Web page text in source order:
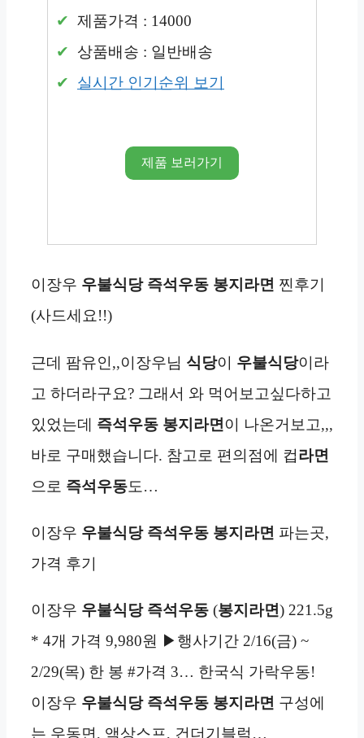
제품가격 : 14000
상품배송 : 일반배송
실시간 인기순위 보기
제품 보러가기
이장우 우불식당 즉석우동 봉지라면 찐후기
(사드세요!!)
근데 팜유인,,이장우님 식당이 우불식당이라
고 하더라구요? 그래서 와 먹어보고싶다하고
있었는데 즉석우동 봉지라면 이 나온거보고,,,
바로 구매했습니다. 참고로 편의점에 컵라면
으로 즉석우동도…
이장우 우불식당 즉석우동 봉지라면 파는곳,
가격 후기
이장우 우불식당 즉석우동 (봉지라면) 221.5g
* 4개 가격 9,980원 ▶행사기간 2/16(금) ~
2/29(목) 한 봉 #가격 3… 한국식 가락우동!
이장우 우불식당 즉석우동 봉지라면 구성에
는 우동면, 액상스프, 건더기블럭…